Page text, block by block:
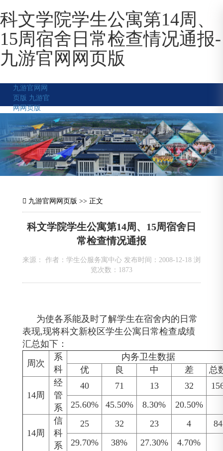
科文学院学生公寓第14周、
15周宿舍日常检查情况通报-
九游官网网页版
九游官网网
页版 九游官
网网页版
九游官网网页版 >> 正文
科文学院学生公寓第14周、15周宿舍日
常检查情况通报
来源： 作者：学生公服务寓中心 发布时间：2008-12-18 浏
览次数： 1873
为使各系能及时了解学生在宿舍内的日常
表现,现将科文新校区学生公寓日常检查成绩
汇总如下：
周次
系
科
内务卫生数据
优
良 中 差 总
14周
经
管
系
40 71 13 32
25.60%
45.50% 8.30% 20.50%
14周
信
科
系
25 32 23 4
84
29.70%
38% 27.30% 4.70%